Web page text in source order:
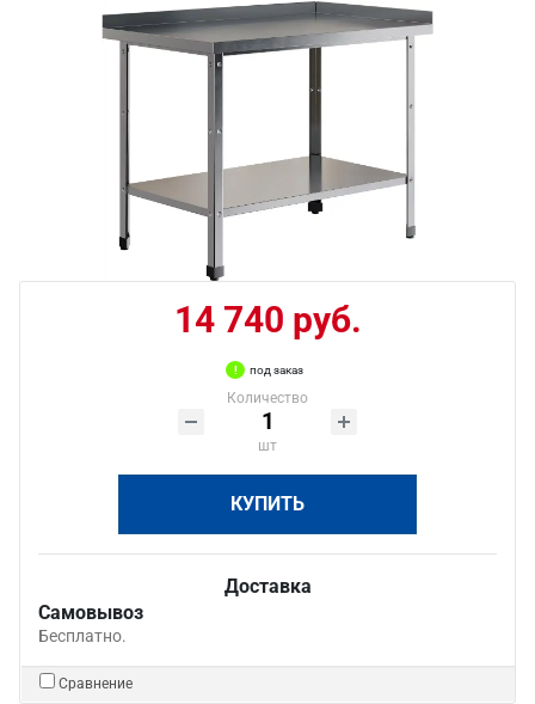
14 740 руб.
под заказ
Количество
шт
КУПИТЬ
Доставка
Самовывоз
Бесплатно.
Сравнение